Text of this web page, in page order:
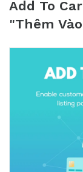
Add To
"Thêm